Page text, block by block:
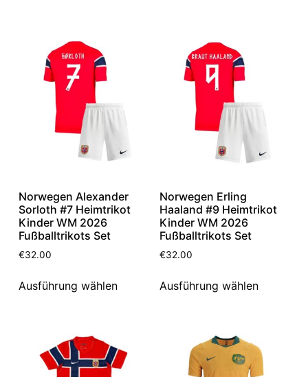
Norwegen Alexander
Sorloth #7 Heimtrikot
Kinder WM 2026
Fußballtrikots Set
€32.00
Ausführung wählen
Norwegen Erling
Haaland #9 Heimtrikot
Kinder WM 2026
Fußballtrikots Set
€32.00
Ausführung wählen